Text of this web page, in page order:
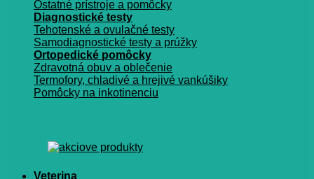
Ostatné prístroje a pomôcky
Diagnostické testy
Tehotenské a ovulačné testy
Samodiagnostické testy a prúžky
Ortopedické pomôcky
Zdravotná obuv a oblečenie
Termofory, chladivé a hrejivé vankúšiky
Pomôcky na inkotinenciu
Veterina